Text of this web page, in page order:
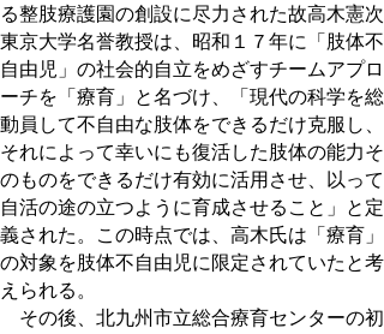
る整肢療護園の創設に尽力された故高木憲次
東京大学名誉教授は、昭和１７年に「肢体不
自由児」の社会的自立をめざすチームアプロ
ーチを「療育」と名づけ、「現代の科学を総
動員して不自由な肢体をできるだけ克服し、
それによって幸いにも復活した肢体の能力そ
のものをできるだけ有効に活用させ、以って
自活の途の立つように育成させること」と定
義された。この時点では、高木氏は「療育」
の対象を肢体不自由児に限定されていたと考
えられる。
その後、北九州市立総合療育センターの初